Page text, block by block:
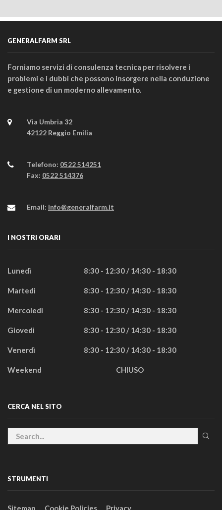
GENERALFARM SRL
Forniamo servizi di consulenza tecnica per risolvere i
problemi e i dubbi che possono insorgere nella conduzione
e gestione di un moderno allevamento.
Via Umbria 32
42122 Reggio Emilia
Telefono: 0522 514251
Fax: 0522 514376
Email: info@generalfarm.it
I NOSTRI ORARI
Lunedì 8:30 - 12:30 / 14:30 - 18:30
Martedì 8:30 - 12:30 / 14:30 - 18:30
Mercoledì 8:30 - 12:30 / 14:30 - 18:30
Giovedì 8:30 - 12:30 / 14:30 - 18:30
Venerdì 8:30 - 12:30 / 14:30 - 18:30
Weekend CHIUSO
CERCA NEL SITO
STRUMENTI
Sitemap Cookie Policies Privacy